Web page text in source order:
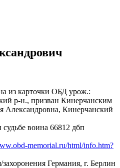
из карточки ОБД урож.:
р-н., призван Кинерчанским
Кинерчанский
воина 66812 дбп
memorial.ru/html/info.htm?
Германия, г. Берлин